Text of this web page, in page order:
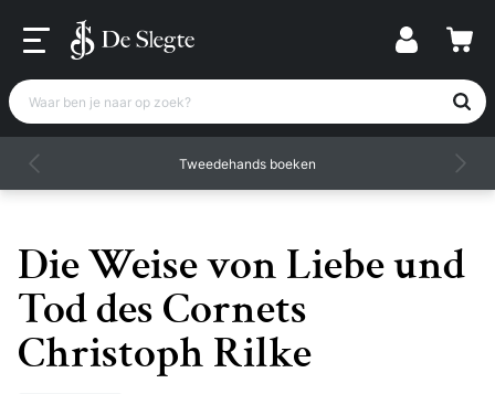
Waar ben je naar op zoek?
Tweedehands boeken
Die Weise von Liebe und
Tod des Cornets
Christoph Rilke